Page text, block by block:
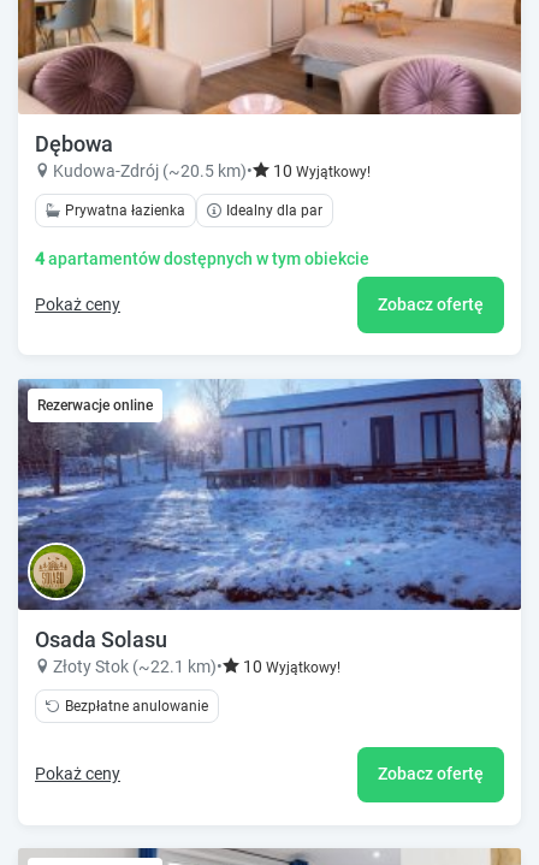
Dębowa
Kudowa-Zdrój (~20.5 km)• 10 Wyjątkowy!
Prywatna łazienka Idealny dla par
4apartamentów dostępnych w tym obiekcie
Pokaż ceny Zobacz ofertę
Rezerwacje online
Osada Solasu
Złoty Stok (~22.1 km)• 10 Wyjątkowy!
Bezpłatne anulowanie
Pokaż ceny Zobacz ofertę